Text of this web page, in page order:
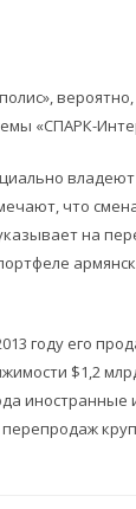
«СПАРК-
что
на
году его
$1,2
иностранные
перепродаж